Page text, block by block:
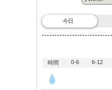
今日
時間 0-6 6-12